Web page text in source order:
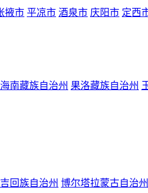
掖市 平凉市 酒泉市 庆阳市 定西
海南藏族自治州 果洛藏族自治州
回族自治州 博尔塔拉蒙古自治州